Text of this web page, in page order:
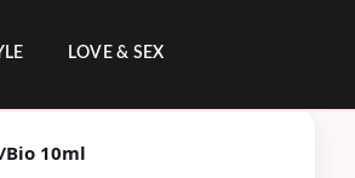
LOVE & SEX
10ml